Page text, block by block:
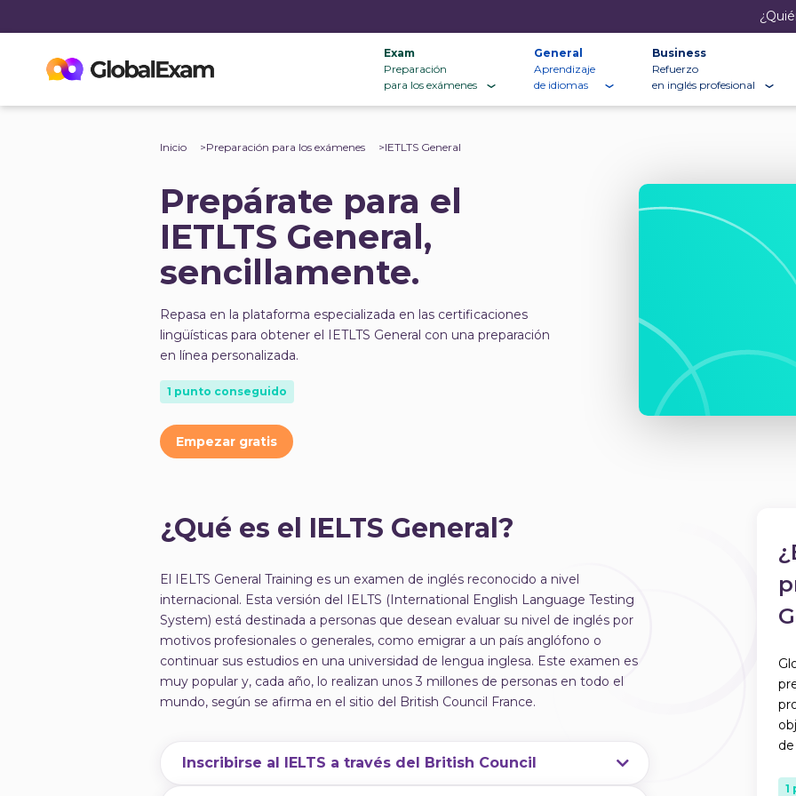
Exam
Preparación
para los exámenes
General
Aprendizaje
de idiomas
Business
Refuerzo
en inglés profesional
Inicio Preparación para los exámenes IETLTS General
Prepárate para el
IETLTS General,
sencillamente.
Repasa en la plataforma especializada en las certificaciones
lingüísticas para obtener el IETLTS General con una preparación
en línea personalizada.
1 punto conseguido
Empezar gratis
¿Qué es el IELTS General?
El IELTS General Training es un examen de inglés reconocido a nivel
internacional. Esta versión del IELTS (International English Language Testing
System) está destinada a personas que desean evaluar su nivel de inglés por
motivos profesionales o generales, como emigrar a un país anglófono o
continuar sus estudios en una universidad de lengua inglesa. Este examen es
muy popular y, cada año, lo realizan unos 3 millones de personas en todo el
mundo, según se afirma en el sitio del British Council France.
Inscribirse al IELTS a través del British Council
1